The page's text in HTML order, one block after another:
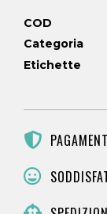
COD
Categoria
Etichette